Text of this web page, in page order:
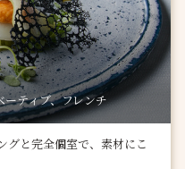
ティブ、フレンチ
グと完全個室で、素材にこ